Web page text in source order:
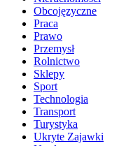
Obcojęzyczne
Praca
Prawo
Przemysł
Rolnictwo
Sklepy
Sport
Technologia
Transport
Turystyka
Ukryte Zajawki